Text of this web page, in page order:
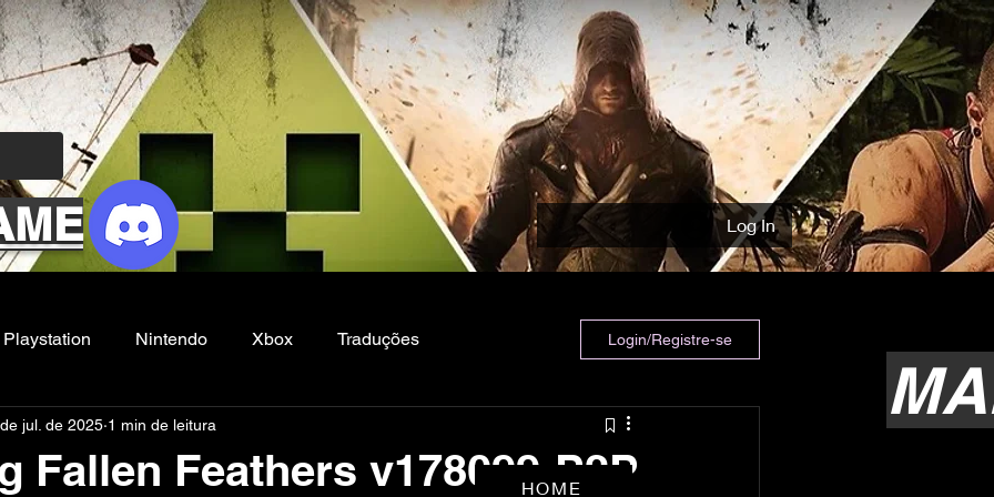
Log In
Playstation Nintendo Xbox Traduções
Filmes e Series Noticias
Login/Registre-se
Fallen Feathers v178099-P2P
jul. de 2025 1 min de leitura
HOME